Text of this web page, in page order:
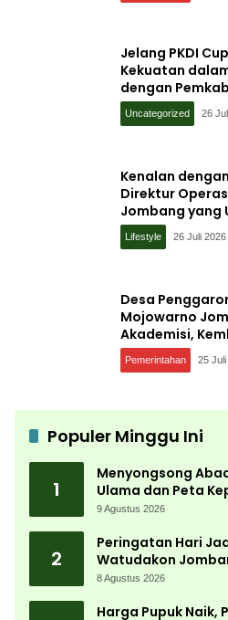
Jelang PKDI
Kekuatan
dengan Pemkab
Uncategorized 26
Kenalan
Direktur
Jombang yang
Ilmiah
Lifestyle 26 Juli 2026
Desa
Mojowarno
Akademisi,
Sustainable
Pemerintahan 25
Populer Minggu Ini
1
Menyongsong
Ulama dan Peta
Depan Pasca
9 Agustus 2026
2
Peringatan Hari
Watudakon
Tumpek Blek
8 Agustus 2026
Harga Pupuk Naik,